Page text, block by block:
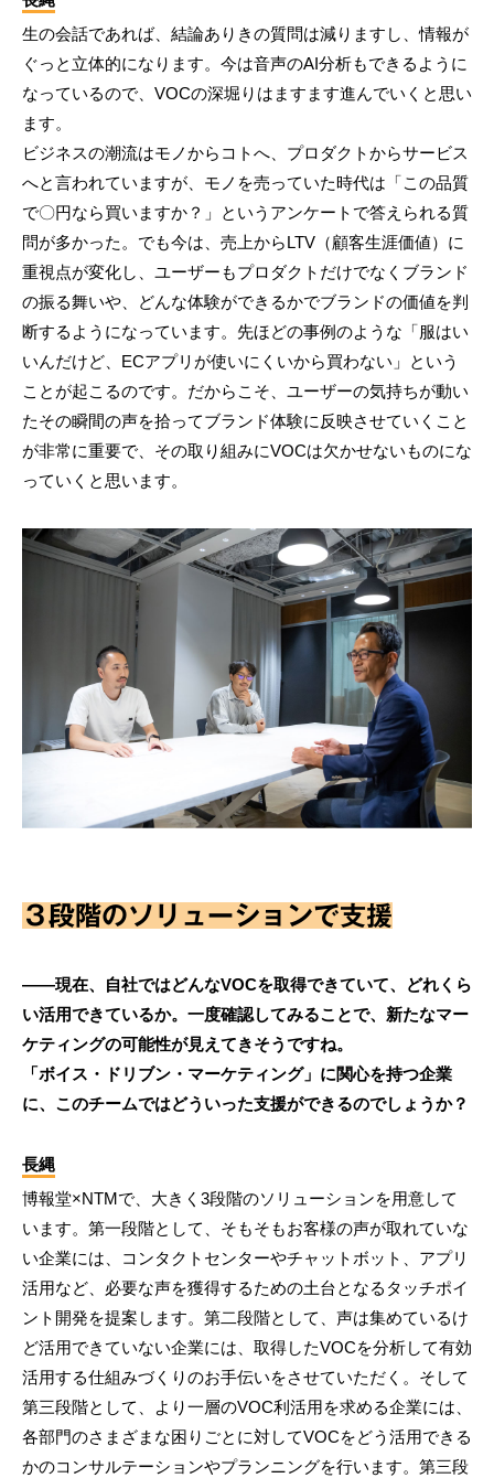
生の会話であれば、結論ありきの質問は減りますし、情報が
ぐっと立体的になります。今は音声のAI分析もできるように
なっているので、VOCの深堀りはますます進んでいくと思い
ます。
ビジネスの潮流はモノからコトへ、プロダクトからサービス
へと言われていますが、モノを売っていた時代は「この品質
で〇円なら買いますか？」というアンケートで答えられる質
問が多かった。でも今は、売上からLTV（顧客生涯価値）に
重視点が変化し、ユーザーもプロダクトだけでなくブランド
の振る舞いや、どんな体験ができるかでブランドの価値を判
断するようになっています。先ほどの事例のような「服はい
いんだけど、ECアプリが使いにくいから買わない」という
ことが起こるのです。だからこそ、ユーザーの気持ちが動い
たその瞬間の声を拾ってブランド体験に反映させていくこと
が非常に重要で、その取り組みにVOCは欠かせないものにな
っていくと思います。
３段階のソリューションで支援
――現在、自社ではどんなVOCを取得できていて、どれくら
い活用できているか。一度確認してみることで、新たなマー
ケティングの可能性が見えてきそうですね。
「ボイス・ドリブン・マーケティング」に関心を持つ企業
に、このチームではどういった支援ができるのでしょうか？
長縄
博報堂×NTMで、大きく3段階のソリューションを用意して
います。第一段階として、そもそもお客様の声が取れていな
い企業には、コンタクトセンターやチャットボット、アプリ
活用など、必要な声を獲得するための土台となるタッチポイ
ント開発を提案します。第二段階として、声は集めているけ
ど活用できていない企業には、取得したVOCを分析して有効
活用する仕組みづくりのお手伝いをさせていただく。そして
第三段階として、より一層のVOC利活用を求める企業には、
各部門のさまざまな困りごとに対してVOCをどう活用できる
かのコンサルテーションやプランニングを行います。第三段